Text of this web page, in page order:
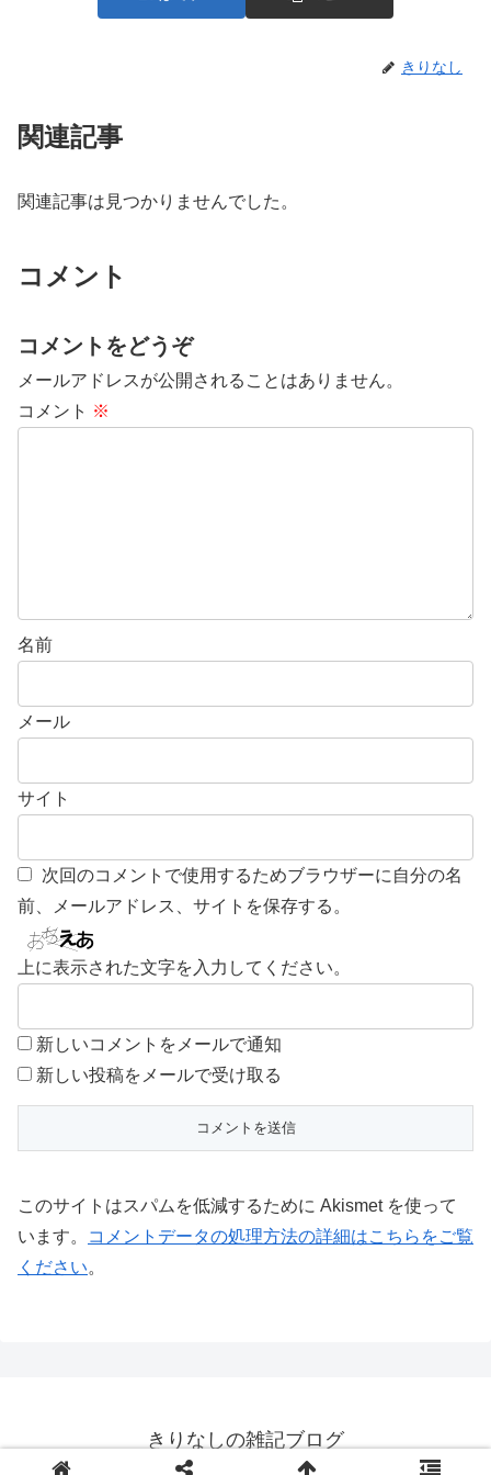
きりなし
関連記事
関連記事は見つかりませんでした。
コメント
コメントをどうぞ
メールアドレスが公開されることはありません。
コメント ※
名前
メール
サイト
次回のコメントで使用するためブラウザーに自分の名
前、メールアドレス、サイトを保存する。
上に表示された文字を入力してください。
新しいコメントをメールで通知
新しい投稿をメールで受け取る
このサイトはスパムを低減するために Akismet を使って
います。
コメントデータの処理方法の詳細はこちらをご覧
ください。
きりなしの雑記ブログ